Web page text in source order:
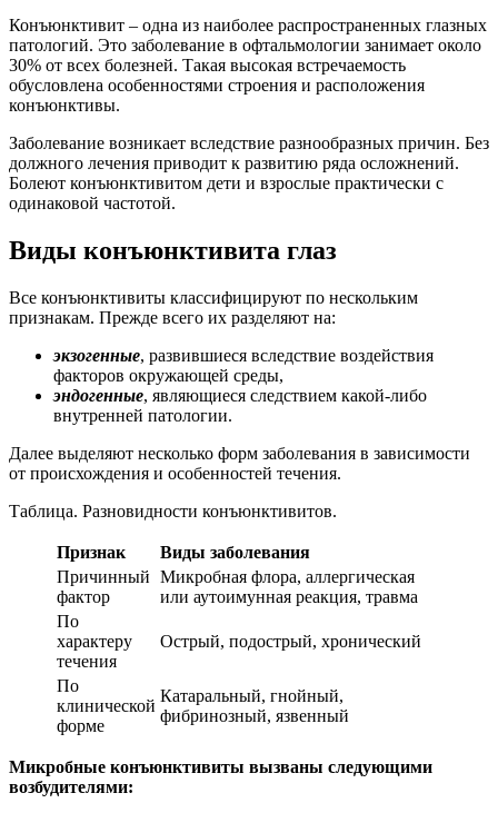
Конъюнктивит – одна из наиболее распространенных глазных
патологий. Это заболевание в офтальмологии занимает около
30% от всех болезней. Такая высокая встречаемость
обусловлена особенностями строения и расположения
конъюнктивы.
Заболевание возникает вследствие разнообразных причин. Без
должного лечения приводит к развитию ряда осложнений.
Болеют конъюнктивитом дети и взрослые практически с
одинаковой частотой.
Виды конъюнктивита глаз
Все конъюнктивиты классифицируют по нескольким
признакам. Прежде всего их разделяют на:
экзогенные, развившиеся вследствие воздействия
факторов окружающей среды,
эндогенные, являющиеся следствием какой-либо
внутренней патологии.
Далее выделяют несколько форм заболевания в зависимости
от происхождения и особенностей течения.
Таблица. Разновидности конъюнктивитов.
Признак
Виды заболевания
Причинный
фактор
Микробная флора, аллергическая
или аутоимунная реакция, травма
По
характеру
течения
Острый, подострый, хронический
По
клинической
форме
Катаральный, гнойный,
фибринозный, язвенный
Микробные конъюнктивиты вызваны следующими
возбудителями: